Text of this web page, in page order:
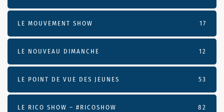
LE MOUVEMENT SHOW 17
LE NOUVEAU DIMANCHE 12
LE POINT DE VUE DES JEUNES 53
LE RICO SHOW – #RICOSHOW 82